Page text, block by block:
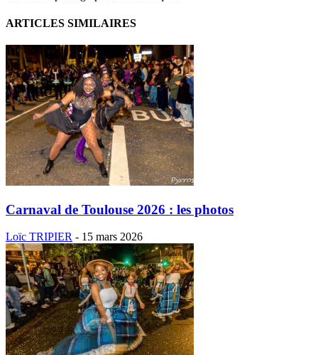
ARTICLES SIMILAIRES
Carnaval de Toulouse 2026 : les photos
Loïc TRIPIER - 15 mars 2026